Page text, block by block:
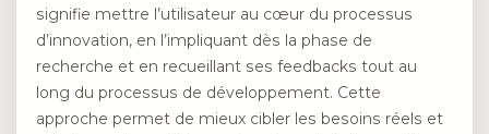
signifie mettre l’utilisateur au cœur du processus
d’innovation, en l’impliquant dès la phase de
recherche et en recueillant ses feedbacks tout au
long du processus de développement. Cette
approche permet de mieux cibler les besoins réels et